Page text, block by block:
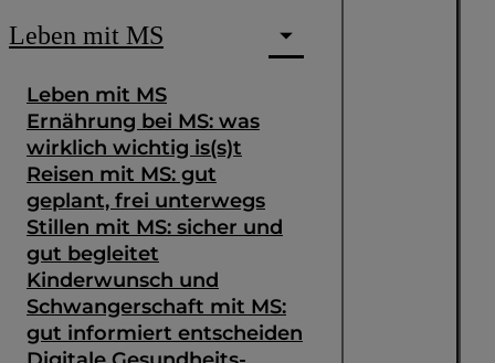
Leben mit MS
Leben mit MS
Ernährung bei MS: was
wirklich wichtig is(s)t
Reisen mit MS: gut
geplant, frei unterwegs
Stillen mit MS: sicher und
gut begleitet
Kinderwunsch und
Schwangerschaft mit MS:
gut informiert entscheiden